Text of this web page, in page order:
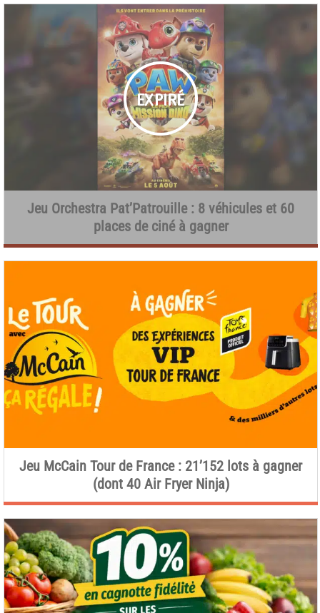
Jeu Orchestra Pat’Patrouille : 8 véhicules et 60
places de ciné à gagner
Jeu McCain Tour de France : 21’152 lots à gagner
(dont 40 Air Fryer Ninja)